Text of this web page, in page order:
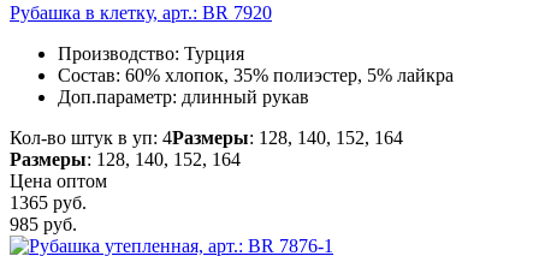
Рубашка в клетку, арт.: BR 7920
Производство: Турция
Состав: 60% хлопок, 35% полиэстер, 5% лайкра
Доп.параметр: длинный рукав
Кол-во штук в уп: 4Размеры: 128, 140, 152, 164
Размеры: 128, 140, 152, 164
Цена оптом
1365 руб.
985 руб.